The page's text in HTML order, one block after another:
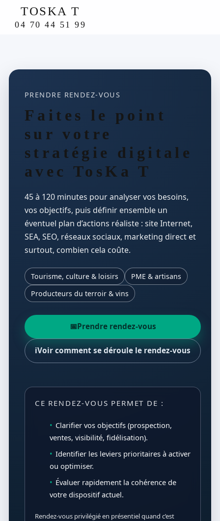
TOSKA T
04 70 44 51 99
PRENDRE RENDEZ-VOUS
Faites le point
sur votre
stratégie digitale
avec TosKa T
45 à 120 minutes pour analyser vos besoins,
vos objectifs, puis définir ensemble un
éventuel plan d’actions réaliste : site Internet,
SEA, SEO, réseaux sociaux, marketing direct et
surtout, combien cela coûte.
Tourisme, culture & loisirs
PME & artisans
Producteurs du terroir & vins
📅Prendre rendez-vous
ℹ️Voir comment se déroule le rendez-vous
CE RENDEZ-VOUS PERMET DE :
Clarifier vos objectifs (prospection,
ventes, visibilité, fidélisation).
Identifier les leviers prioritaires à activer
ou optimiser.
Évaluer rapidement la cohérence de
votre dispositif actuel.
Rendez-vous privilégié en présentiel quand c’est